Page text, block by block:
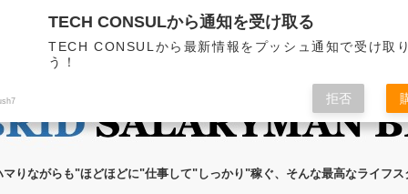
料メール講座 ブログの執筆者
りながらも"ほどほどに"仕事して"しっかり"稼ぐ、そんな最高なライフス
TECH CONSULから通知を受け取る
TECH CONSULから最新情報をプッシュ通知で受け取
う！
拒否